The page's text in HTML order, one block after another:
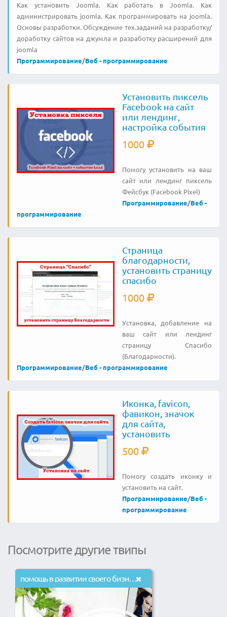
Как установить Joomla. Как работать в Joomla. Как
администрировать joomla. Как программировать на joomla.
Основы разработки. Обсуждение тех.заданий на разработку/
доработку сайтов на джумла и разработку расширений для
joomla
Программирование/Веб - программирование
Установить пиксель
Facebook на сайт
или лендинг,
настройка события
1000
Помогу установить на ваш
сайт или лендинг пиксель
Фейсбук (Fаcebook Pixel)
Программирование/Веб -
программирование
Страница
благодарности,
установить страницу
спасибо
1000
Установка, добавление на
ваш сайт или лендинг
страницу Спасибо
(Благодарности).
Программирование/Веб - программирование
Иконка, favicon,
фавикон, значок
для сайта,
установить
500
Помогу создать иконку и
установить на сайт.
Программирование/Веб -
программирование
Посмотрите другие твипы
помощь в развитии своего бизнеса